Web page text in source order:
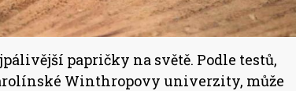
papričky na světě. Podle testů,
Winthropovy univerzity, může